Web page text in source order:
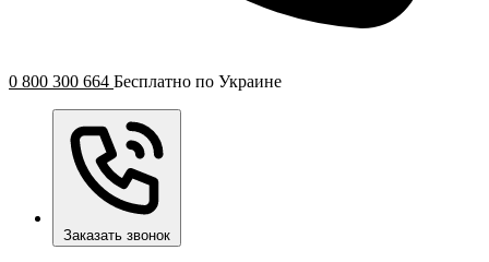
0 800 300 664 Бесплатно по Украине
Заказать звонок